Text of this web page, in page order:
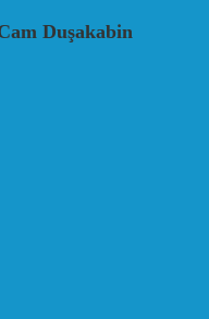
Duşakabin